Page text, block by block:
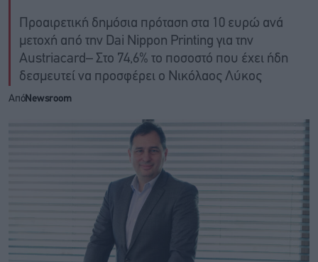
Προαιρετική δημόσια πρόταση στα 10 ευρώ ανά
μετοχή από την Dai Nippon Printing για την
Austriacard– Στο 74,6% το ποσοστό που έχει ήδη
δεσμευτεί να προσφέρει ο Νικόλαος Λύκος
ΑπόNewsroom